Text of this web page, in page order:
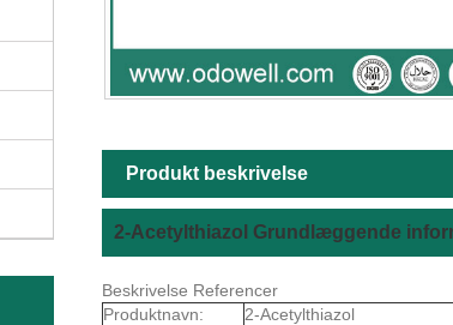
Produkt beskrivelse
2-Acetylthiazol Grundlæggende
Beskrivelse Referencer
Produktnavn:
2-Acetylthiazol